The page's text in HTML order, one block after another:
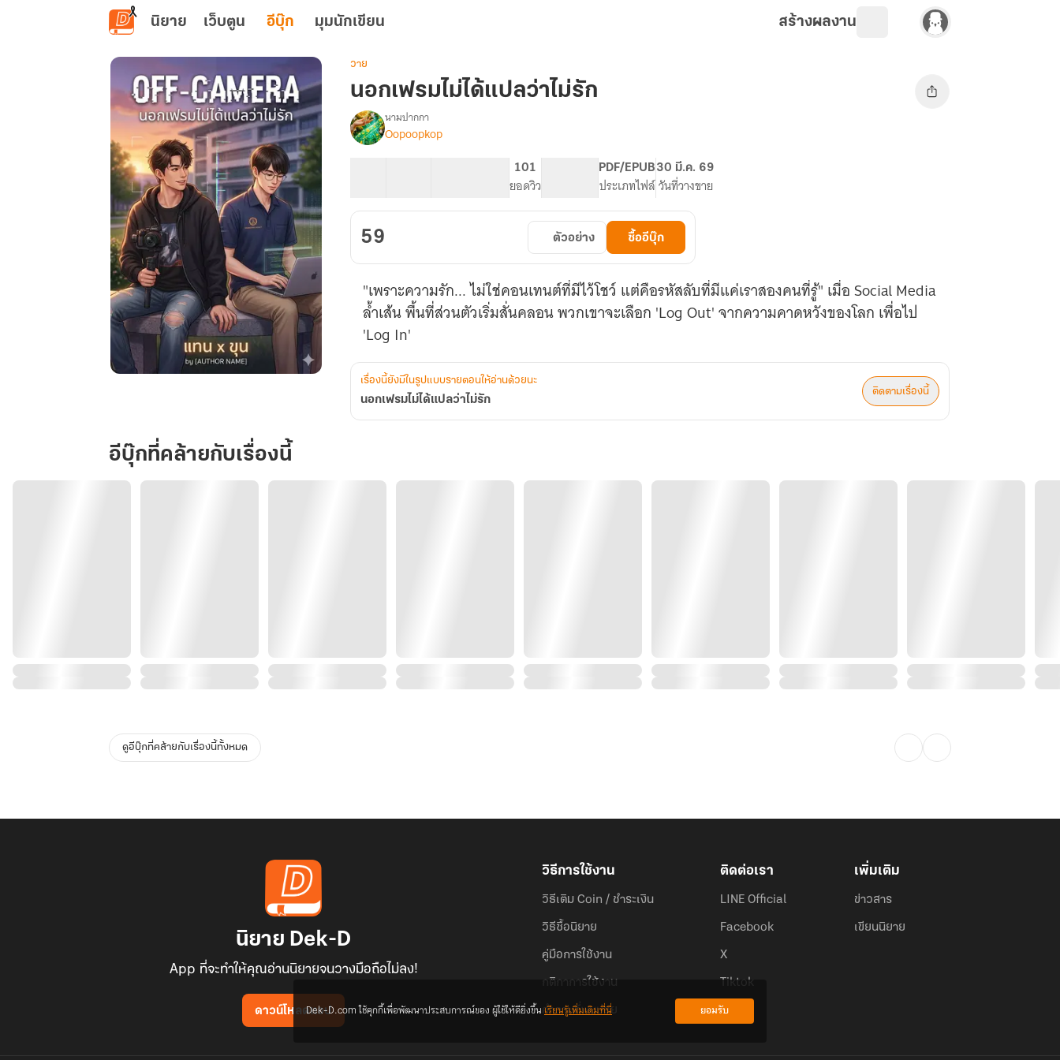
ข้ามไปยังเนื้อหาหลัก
นิยาย เว็บตูน อีบุ๊ก มุมนักเขียน สร้างผลงาน
ได้
แปล
ว่า
วาย
นอกเฟรมไม่ได้แปลว่าไม่รัก
เรื่อง
นอก
แปล
ไม่
รัก
นามปากกา
Oopoopkop
101
ยอดวิว
PDF/EPUB
ประเภทไฟล์
30 มี.ค. 69
วันที่วางขาย
59 ตัวอย่าง ซื้ออีบุ๊ก
"เพราะความรัก... ไม่ใช่คอนเทนต์ที่มีไว้โชว์ แต่คือรหัสลับที่มีแค่เราสองคนที่รู้" เมื่อ Social Media
ล้ำเส้น พื้นที่ส่วนตัวเริ่มสั่นคลอน พวกเขาจะเลือก 'Log Out' จากความคาดหวังของโลก เพื่อไป
'Log In'
เรื่องนี้ยังมีในรูปแบบรายตอนให้อ่านด้วยนะ
นอกเฟรมไม่ได้แปลว่าไม่รัก
ติดตามเรื่องนี้
อีบุ๊กที่คล้ายกับเรื่องนี้
ดูอีบุ๊กที่คล้ายกับเรื่องนี้ทั้งหมด
นิยาย Dek-D
App ที่จะทำให้คุณอ่านนิยายจนวางมือถือไม่ลง!
ดาวน์โหลดแอป
วิธีการใช้งาน
วิธีเติม Coin / ชำระเงิน
วิธีซื้อนิยาย
คู่มือการใช้งาน
กติกาการใช้งาน
คำถามที่พบบ่อย
ติดต่อเรา
LINE Official
Facebook
X
Tiktok
เพิ่มเติม
ข่าวสาร
เขียนนิยาย
Dek-D.com ใช้คุกกี้เพื่อพัฒนาประสบการณ์ของ ผู้ใช้ให้ดียิ่งขึ้นเรียนรู้เพิ่มเติมที่นี่ ยอมรับ